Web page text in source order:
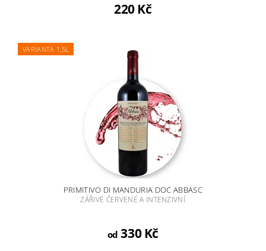
220 Kč
VARIANTA 1,5L
PRIMITIVO DI MANDURIA DOC ABBASC
ZÁŘIVÉ ČERVENÉ A INTENZIVNÍ
od 330 Kč